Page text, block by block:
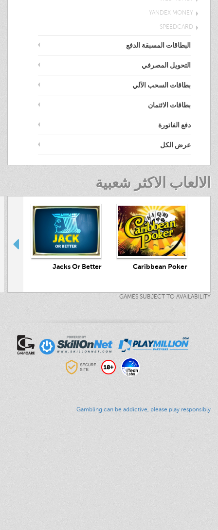
YANDEX MONEY
SPEEDCARD
البطاقات المسبقة الدفع
التحويل المصرفي
بطاقات السحب الآلي
بطاقات الائتمان
دفع الفاتورة
عرض الكل
الالعاب الاكثر شعبية
Caribbean Poker
Jacks Or Better
GAMES SUBJECT TO AVAILABILITY
Gambling can be addictive, please play responsibly